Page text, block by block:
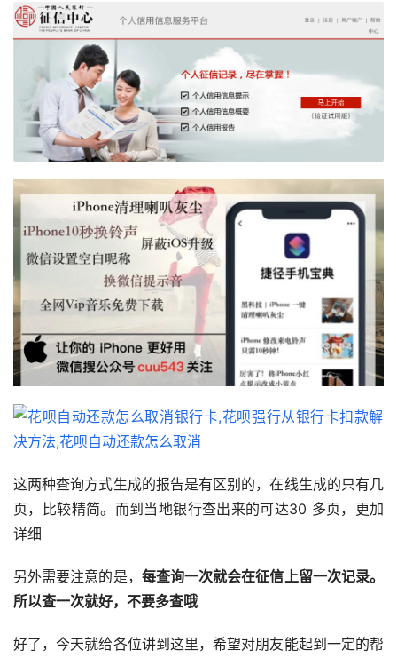
这两种查询方式生成的报告是有区别的，在线生成的只有几
页，比较精简。而到当地银行查出来的可达30 多页，更加
详细
另外需要注意的是， 每查询一次就会在征信上留一次记录。
所以查一次就好，不要多查哦
好了，今天就给各位讲到这里，希望对朋友能起到一定的帮